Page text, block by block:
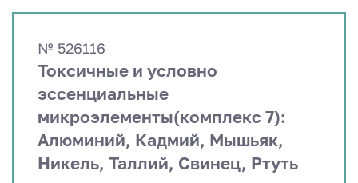
№ 526116
Токсичные и условно
эссенциальные
микроэлементы(комплекс 7):
Алюминий, Кадмий, Мышьяк,
Никель, Таллий, Свинец, Ртуть